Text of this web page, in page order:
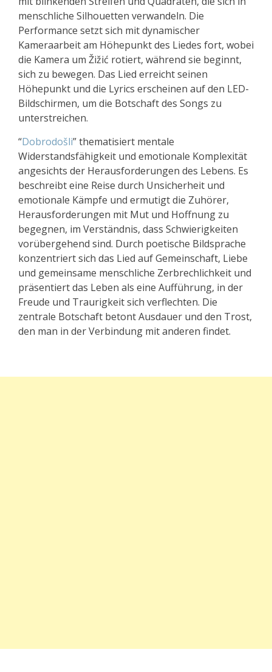
menschliche Silhouetten verwandeln. Die
Performance setzt sich mit dynamischer
Kameraarbeit am Höhepunkt des Liedes fort, wobei
die Kamera um Žižić rotiert, während sie beginnt,
sich zu bewegen. Das Lied erreicht seinen
Höhepunkt und die Lyrics erscheinen auf den LED-
Bildschirmen, um die Botschaft des Songs zu
unterstreichen.
“Dobrodošli” thematisiert mentale
Widerstandsfähigkeit und emotionale Komplexität
angesichts der Herausforderungen des Lebens. Es
beschreibt eine Reise durch Unsicherheit und
emotionale Kämpfe und ermutigt die Zuhörer,
Herausforderungen mit Mut und Hoffnung zu
begegnen, im Verständnis, dass Schwierigkeiten
vorübergehend sind. Durch poetische Bildsprache
konzentriert sich das Lied auf Gemeinschaft, Liebe
und gemeinsame menschliche Zerbrechlichkeit und
präsentiert das Leben als eine Aufführung, in der
Freude und Traurigkeit sich verflechten. Die
zentrale Botschaft betont Ausdauer und den Trost,
den man in der Verbindung mit anderen findet.